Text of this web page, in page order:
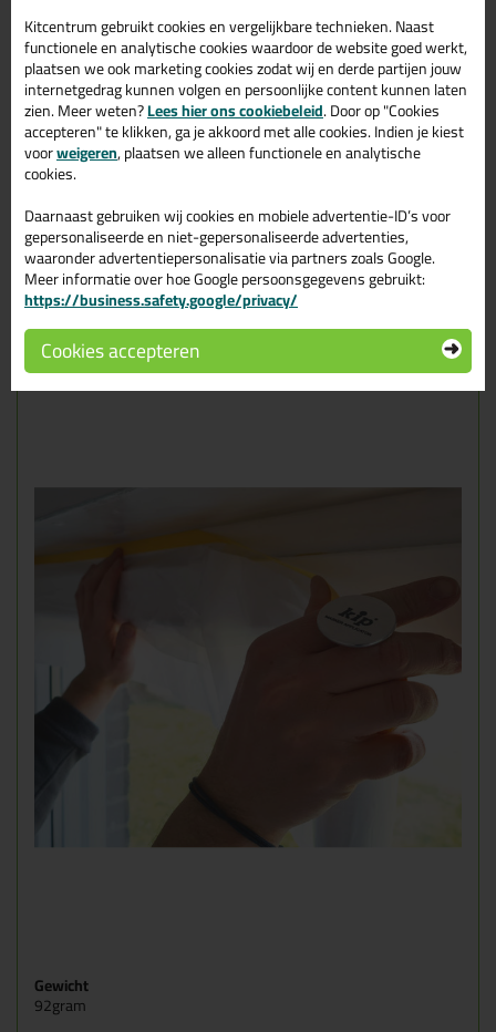
onhandige posities moet wurmen om de tape aan te brengen.
Kenmerken
Netjes afrollen en eact aanbrengen van maskeertapes
Eenvoudig in gebruik
Spaart de gewrichten dankzij een laag eigen gewicht
Hoe gebruik je de Kip 394 Masker
Applicator
Bevestig de 394 applicator aan de boven of onderzijde van
de rol
En rollen maar!
Gewicht
92gram
Kitcentrum gebruikt cookies en vergelijkbare technieken. Naast
functionele en analytische cookies waardoor de website goed werkt,
plaatsen we ook marketing cookies zodat wij en derde partijen jouw
internetgedrag kunnen volgen en persoonlijke content kunnen laten
zien. Meer weten?Lees hier ons cookiebeleid. Door op "Cookies
accepteren" te klikken, ga je akkoord met alle cookies. Indien je kiest
voorweigeren, plaatsen we alleen functionele en analytische
cookies.
Daarnaast gebruiken wij cookies en mobiele advertentie-ID’s voor
gepersonaliseerde en niet-gepersonaliseerde advertenties,
waaronder advertentiepersonalisatie via partners zoals Google.
Meer informatie over hoe Google persoonsgegevens gebruikt:
https://business.safety.google/privacy/
Cookies accepteren